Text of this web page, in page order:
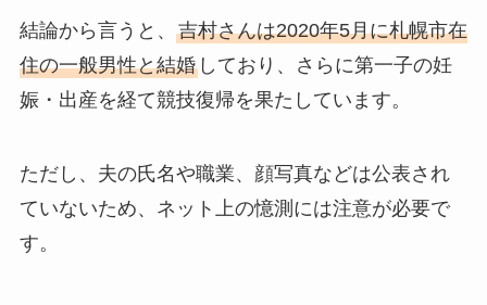
結論から言うと、 吉村さんは2020年5月に札幌市在
住の一般男性と結婚しており、さらに第一子の妊
娠・出産を経て競技復帰を果たしています。
ただし、夫の氏名や職業、顔写真などは公表され
ていないため、ネット上の憶測には注意が必要で
す。